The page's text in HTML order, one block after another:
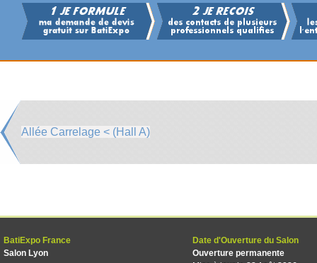
Allée Carrelage < (Hall A)
BatiExpo France
Salon Lyon
Date d'Ouverture du Salon
Ouverture permanente